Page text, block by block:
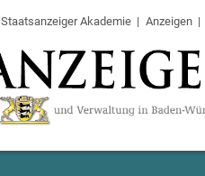
Staatsanzeiger Akademie Anzeigen